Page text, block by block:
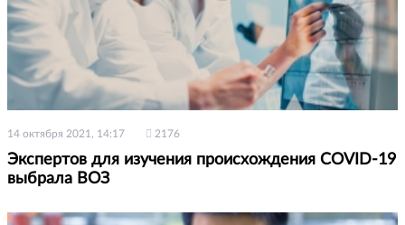
14 октября 2021, 14:17 2176
Экспертов для изучения происхождения COVID-19
выбрала ВОЗ